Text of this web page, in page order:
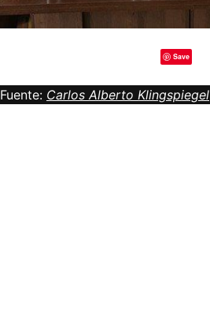
Save
Fuente: Carlos Alberto Klingspiegel